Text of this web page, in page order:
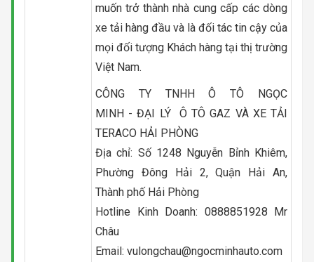
muốn trở thành nhà cung cấp các dòng
xe tải hàng đầu và là đối tác tin cậy của
mọi đối tượng Khách hàng tại thị trường
Việt Nam.
CÔNG TY TNHH Ô TÔ NGỌC
MINH - ĐẠI LÝ Ô TÔ GAZ VÀ XE TẢI
TERACO HẢI PHÒNG
Địa chỉ: Số 1248 Nguyễn Bỉnh Khiêm,
Phường Đông Hải 2, Quận Hải An,
Thành phố Hải Phòng
Hotline Kinh Doanh: 0888851928 Mr
Châu
Email: vulongchau@ngocminhauto.com